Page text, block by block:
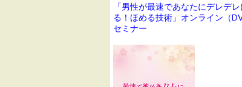
「男性が最速であなたにデレデ
る！ほめる技術」オンライン（
セミナー